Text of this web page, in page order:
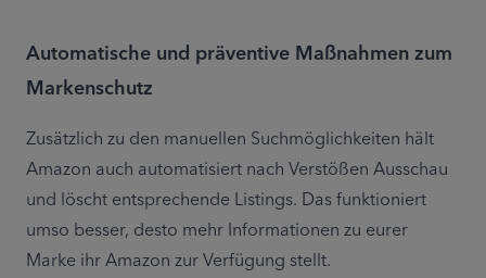
Automatische und präventive Maßnahmen zum
Markenschutz
Zusätzlich zu den manuellen Suchmöglichkeiten hält
Amazon auch automatisiert nach Verstößen Ausschau
und löscht entsprechende Listings. Das funktioniert
umso besser, desto mehr Informationen zu eurer
Marke ihr Amazon zur Verfügung stellt.